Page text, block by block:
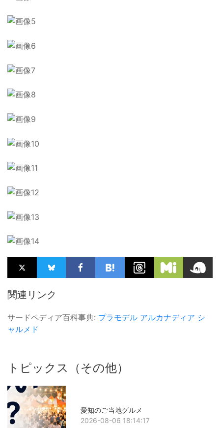
関連リンク
サードペディア百科事典: プラモデル アルカナディア シ
ャルメド
トピックス（その他）
愛知のご当地グルメ
2026-08-06 18:14:17